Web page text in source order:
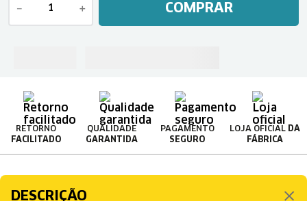
＋
－ COMPRAR
RETORNO
FACILITADO
QUALIDADE
GARANTIDA
PAGAMENTO
SEGURO
LOJA OFICIAL DA
FÁBRICA
DESCRIÇÃO